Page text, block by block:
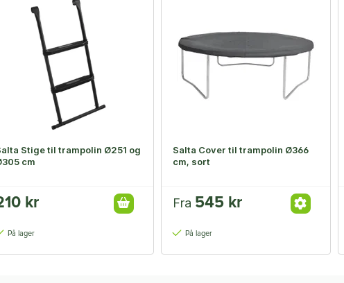
Stige til trampolin Ø251 og
cm
kr
På lager
Salta Cover til trampolin Ø366
cm, sort
Fra 545 kr
På lager